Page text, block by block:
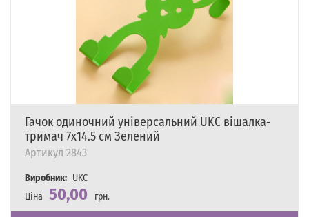
Гачок одиночний універсальний UKC вішалка-
тримач 7х14.5 см Зелений
Артикул 2843
Виробник: UKC
Ціна 50,00
грн.
Наявність
Є в наявності